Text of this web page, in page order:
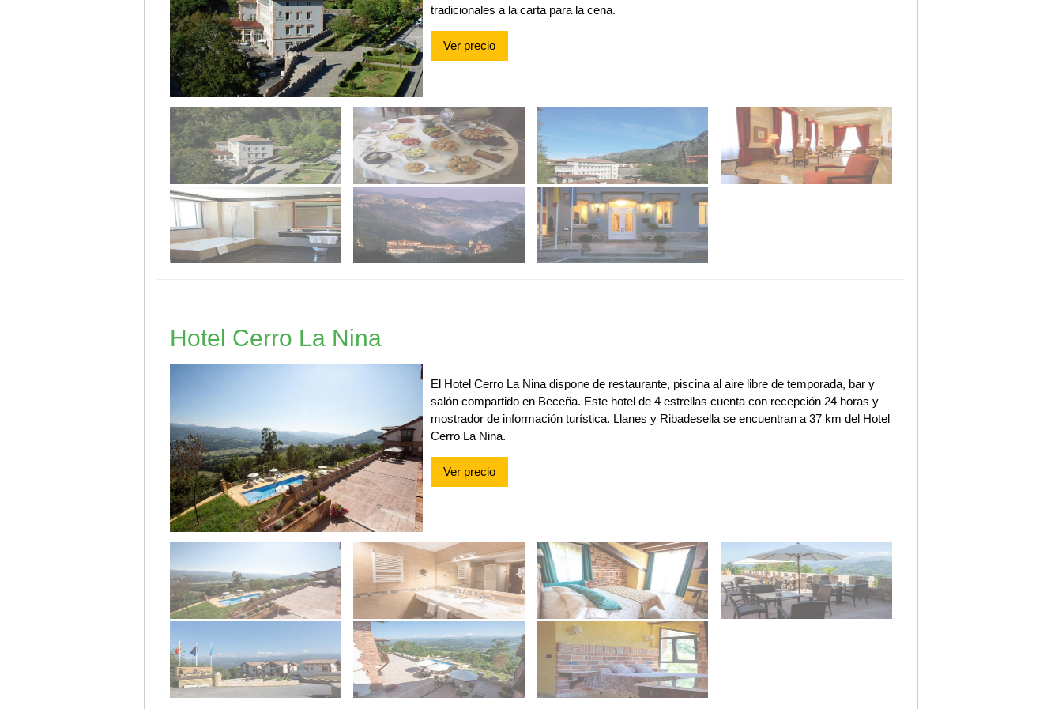
tradicionales a la carta para la cena.
Ver precio
Hotel Cerro La Nina
El Hotel Cerro La Nina dispone de restaurante, piscina al aire libre de temporada, bar y
salón compartido en Beceña. Este hotel de 4 estrellas cuenta con recepción 24 horas y
mostrador de información turística. Llanes y Ribadesella se encuentran a 37 km del Hotel
Cerro La Nina.
Ver precio